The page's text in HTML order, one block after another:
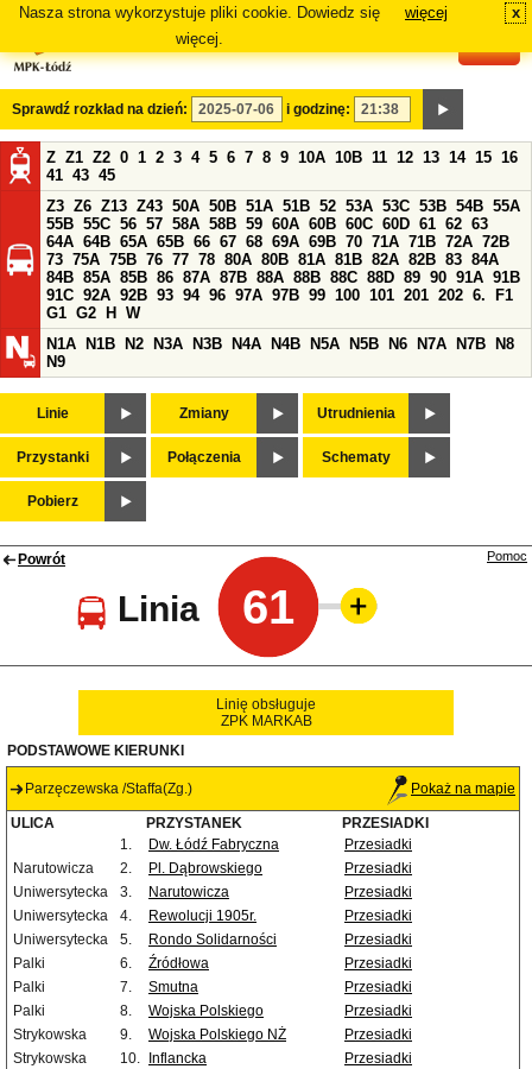
Nasza strona wykorzystuje pliki cookie. Dowiedz się
więcej.
więcej x
Sprawdź rozkład na dzień: i godzinę:
Z Z1 Z2 0 1 2 3 4 5 6 7 8 9 10A 10B 11 12 13 14 15 16
41 43 45
Z3 Z6 Z13 Z43 50A 50B 51A 51B 52 53A 53C 53B 54B 55A
55B 55C 56 57 58A 58B 59 60A 60B 60C 60D 61 62 63
64A 64B 65A 65B 66 67 68 69A 69B 70 71A 71B 72A 72B
73 75A 75B 76 77 78 80A 80B 81A 81B 82A 82B 83 84A
84B 85A 85B 86 87A 87B 88A 88B 88C 88D 89 90 91A 91B
91C 92A 92B 93 94 96 97A 97B 99 100 101 201 202 6.
F1
G1 G2 H
W
N1A
N1B N2 N3A N3B N4A N4B N5A N5B N6 N7A N7B
N8
N9
Linie Zmiany Utrudnienia
Przystanki Połączenia Schematy
Pobierz
Powrót
Linia 61
Pomoc
Linię obsługuje
ZPK MARKAB
PODSTAWOWE KIERUNKI
Parzęczewska /Staffa(Zg.) Pokaż na mapie
ULICA PRZYSTANEK
PRZESIADKI
1.
Dw. Łódź Fabryczna
Przesiadki
Narutowicza
2. Pl. Dąbrowskiego
Przesiadki
Uniwersytecka
3. Narutowicza
Przesiadki
Uniwersytecka
4. Rewolucji 1905r.
Przesiadki
Uniwersytecka
5. Rondo Solidarności
Przesiadki
Palki
6. Źródłowa
Przesiadki
Palki
7. Smutna
Przesiadki
Palki
8. Wojska Polskiego
Przesiadki
Strykowska
9. Wojska Polskiego NŻ
Przesiadki
Strykowska
10. Inflancka
Przesiadki